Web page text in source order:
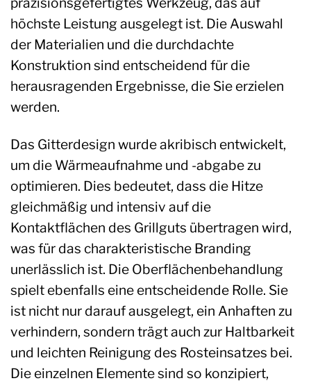
höchste Leistung ausgelegt ist. Die Auswahl
der Materialien und die durchdachte
Konstruktion sind entscheidend für die
herausragenden Ergebnisse, die Sie erzielen
werden.
Das Gitterdesign wurde akribisch entwickelt,
um die Wärmeaufnahme und -abgabe zu
optimieren. Dies bedeutet, dass die Hitze
gleichmäßig und intensiv auf die
Kontaktflächen des Grillguts übertragen wird,
was für das charakteristische Branding
unerlässlich ist. Die Oberflächenbehandlung
spielt ebenfalls eine entscheidende Rolle. Sie
ist nicht nur darauf ausgelegt, ein Anhaften zu
verhindern, sondern trägt auch zur Haltbarkeit
und leichten Reinigung des Rosteinsatzes bei.
Die einzelnen Elemente sind so konzipiert,